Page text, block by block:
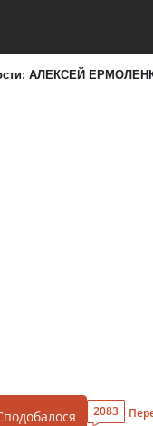
АЛЕКСЕЙ
2083